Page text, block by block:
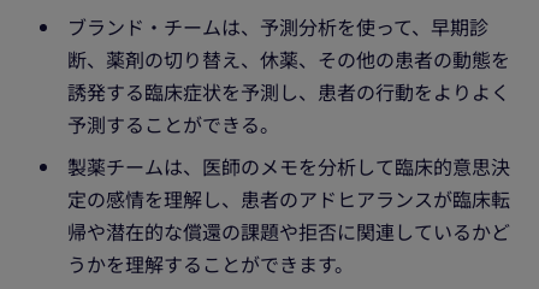
ブランド・チームは、予測分析を使って、早期診
断、薬剤の切り替え、休薬、その他の患者の動態を
誘発する臨床症状を予測し、患者の行動をよりよく
予測することができる。
製薬チームは、医師のメモを分析して臨床的意思決
定の感情を理解し、患者のアドヒアランスが臨床転
帰や潜在的な償還の課題や拒否に関連しているかど
うかを理解することができます。